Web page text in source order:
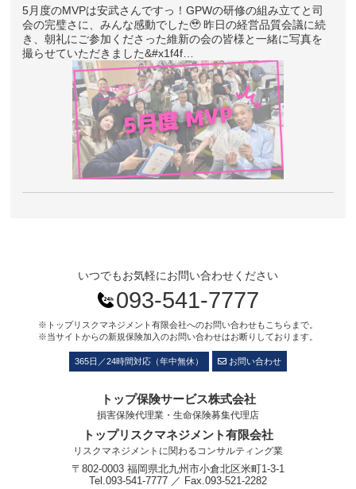
5月度のMVPは安武さんですっ！GPWの研修の組み立てと司
会の完璧さに、みんな感動でした🥹 昨日の経営品質会議に続
き、朝礼にご参加くださった維新の会の皆様と一緒に写真を
撮らせていただきました&#x1f4f…
いつでもお気軽にお問い合わせください
093-541-7777
※トップリスクマネジメント有限会社へのお問い合わせもこちらまで。
※当サイトからの新規保険加入のお問い合わせはお断りしております。
365日／24時間対応（年中無休） お問い合わせ
トップ保険サービス株式会社
損害保険代理業・生命保険募集代理店
トップリスクマネジメント有限会社
リスクマネジメントに関わるコンサルティング業
〒802-0003 福岡県北九州市小倉北区米町1-3-1
Tel.093-541-7777 ／ Fax.093-521-2282